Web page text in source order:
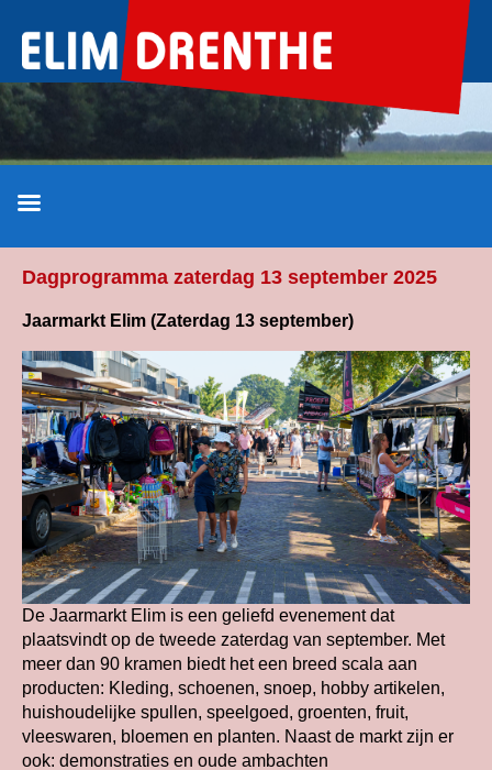
naar
inhoud
Dagprogramma zaterdag 13 september 2025
Jaarmarkt Elim (Zaterdag 13 september)
De Jaarmarkt Elim is een geliefd evenement dat
plaatsvindt op de tweede zaterdag van september. Met
meer dan 90 kramen biedt het een breed scala aan
producten: Kleding, schoenen, snoep, hobby artikelen,
huishoudelijke spullen, speelgoed, groenten, fruit,
vleeswaren, bloemen en planten. Naast de markt zijn er
ook: demonstraties en oude ambachten